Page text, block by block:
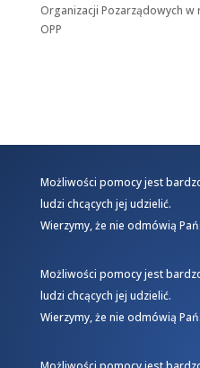
Organizacji Pozarządowych w
OPP
Możliwości pomocy jest
ludzi chcących jej udzielić.
Wierzymy, że nie odmówią
Możliwości pomocy jest
ludzi chcących jej udzielić.
Wierzymy, że nie odmówią